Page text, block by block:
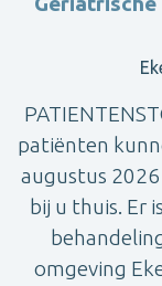
patiënten
augustus
bij u thuis. Er
omgeving